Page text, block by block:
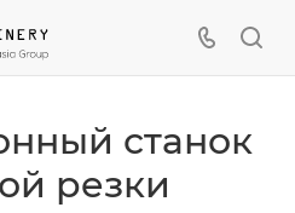
станок
резки